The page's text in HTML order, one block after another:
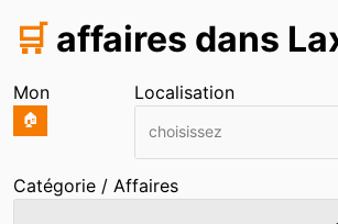
🛒 affaires dans
Mon
🏠
Localisation
choisissez
Catégorie / Affaires